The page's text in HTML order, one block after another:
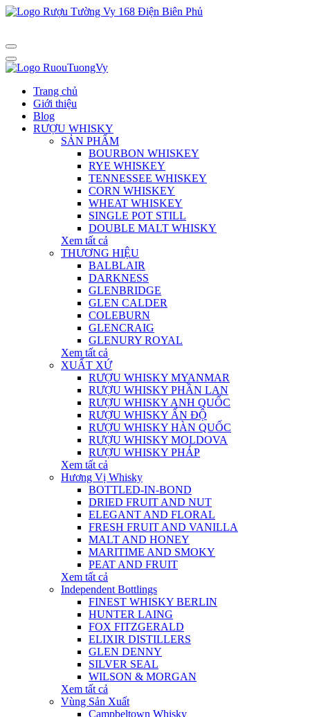
Trang chủ
Giới thiệu
Blog
RƯỢU WHISKY
SẢN PHẨM
BOURBON WHISKEY
RYE WHISKEY
TENNESSEE WHISKEY
CORN WHISKEY
WHEAT WHISKEY
SINGLE POT STILL
DOUBLE MALT WHISKY
Xem tất cả
THƯƠNG HIỆU
BALBLAIR
DARKNESS
GLENBRIDGE
GLEN CALDER
COLEBURN
GLENCRAIG
GLENURY ROYAL
Xem tất cả
XUẤT XỨ
RƯỢU WHISKY MYANMAR
RƯỢU WHISKY PHẦN LAN
RƯỢU WHISKY ANH QUỐC
RƯỢU WHISKY ẤN ĐỘ
RƯỢU WHISKY HÀN QUỐC
RƯỢU WHISKY MOLDOVA
RƯỢU WHISKY PHÁP
Xem tất cả
Hương Vị Whisky
BOTTLED-IN-BOND
DRIED FRUIT AND NUT
ELEGANT AND FLORAL
FRESH FRUIT AND VANILLA
MALT AND HONEY
MARITIME AND SMOKY
PEAT AND FRUIT
Xem tất cả
Independent Bottlings
FINEST WHISKY BERLIN
HUNTER LAING
FOX FITZGERALD
ELIXIR DISTILLERS
GLEN DENNY
SILVER SEAL
WILSON & MORGAN
Xem tất cả
Vùng Sản Xuất
Campbeltown Whisky